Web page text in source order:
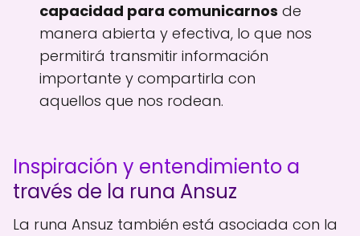
capacidad para comunicarnos de
manera abierta y efectiva, lo que nos
permitirá transmitir información
importante y compartirla con
aquellos que nos rodean.
Inspiración y entendimiento a
través de la runa Ansuz
La runa Ansuz también está asociada con la